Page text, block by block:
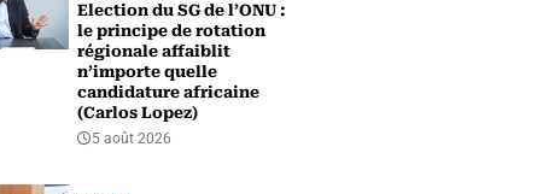
Election du SG de l’ONU :
le principe de rotation
régionale affaiblit
n’importe quelle
candidature africaine
(Carlos Lopez)
5 août 2026